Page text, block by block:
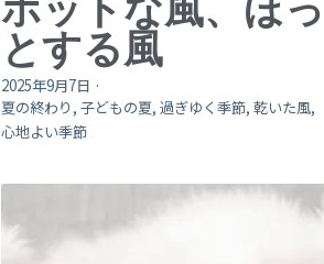
ホットな風、ほっ
とする風
2025年9月7日 ·
夏の終わり, 子どもの夏, 過ぎゆく季節, 乾いた風,
心地よい季節